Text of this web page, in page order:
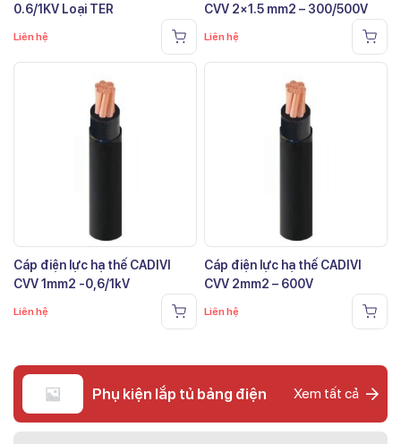
0.6/1KV Loại TER
Liên hệ
CVV 2×1.5 mm2 – 300/500V
Liên hệ
Cáp điện lực hạ thế CADIVI
CVV 1mm2 -0,6/1kV
Liên hệ
Cáp điện lực hạ thế CADIVI
CVV 2mm2 – 600V
Liên hệ
Phụ kiện lắp tủ bảng điện Xem tất cả